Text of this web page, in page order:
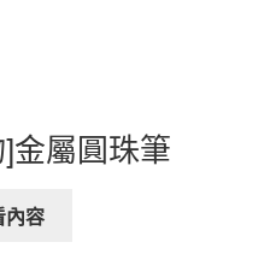
金屬圓珠筆
內容